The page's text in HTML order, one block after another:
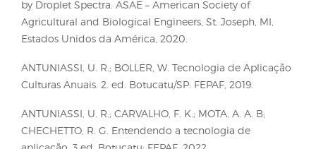
A calda de pulverização também exerce influência
sobre a formação das gotas. Adjuvantes
como redutores de deriva podem atuar
diâmetro das gotas, reduzindo a geração de gotas
uniforme. Algumas formulações modernas de
defensivos agrícolas são igualmente desenvolvidas